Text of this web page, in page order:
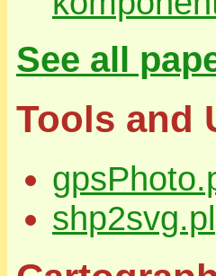
See all
Tools and
shp2svg.pl